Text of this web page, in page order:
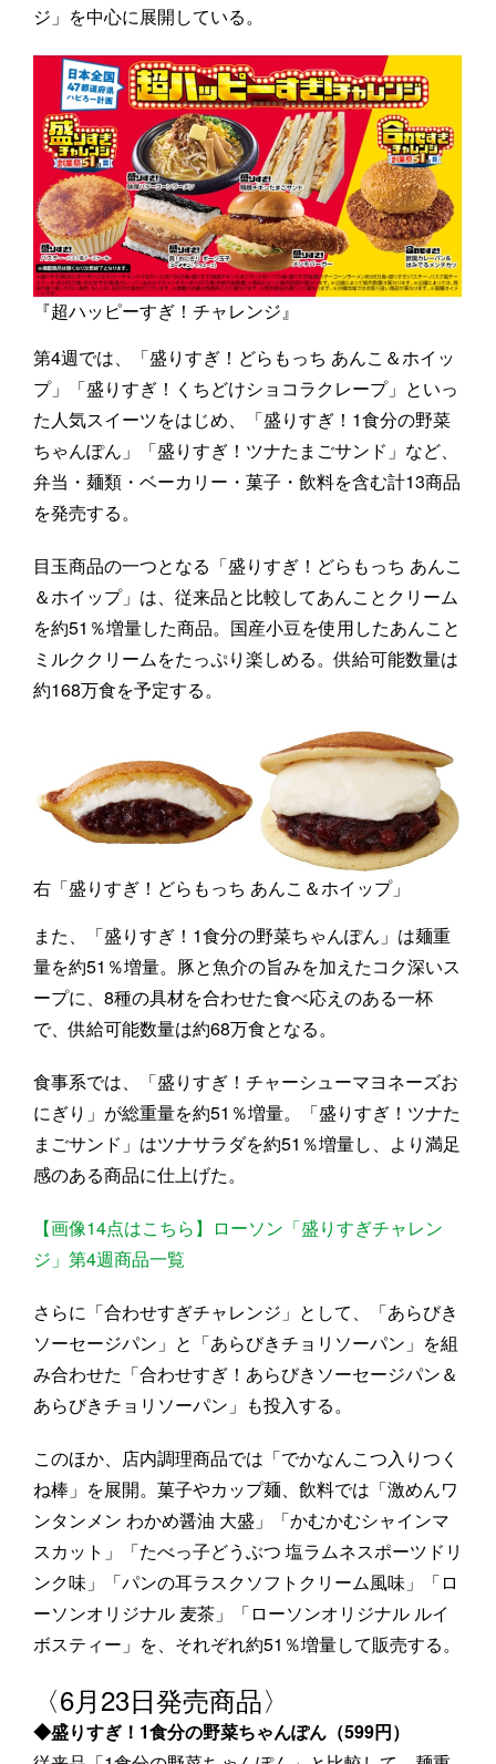
ジ」を中心に展開している。
『超ハッピーすぎ！チャレンジ』
第4週では、「盛りすぎ！どらもっち あんこ＆ホイッ
プ」「盛りすぎ！くちどけショコラクレープ」といっ
た人気スイーツをはじめ、「盛りすぎ！1食分の野菜
ちゃんぽん」「盛りすぎ！ツナたまごサンド」など、
弁当・麺類・ベーカリー・菓子・飲料を含む計13商品
を発売する。
目玉商品の一つとなる「盛りすぎ！どらもっち あんこ
＆ホイップ」は、従来品と比較してあんことクリーム
を約51％増量した商品。国産小豆を使用したあんこと
ミルククリームをたっぷり楽しめる。供給可能数量は
約168万食を予定する。
右「盛りすぎ！どらもっち あんこ＆ホイップ」
また、「盛りすぎ！1食分の野菜ちゃんぽん」は麺重
量を約51％増量。豚と魚介の旨みを加えたコク深いス
ープに、8種の具材を合わせた食べ応えのある一杯
で、供給可能数量は約68万食となる。
食事系では、「盛りすぎ！チャーシューマヨネーズお
にぎり」が総重量を約51％増量。「盛りすぎ！ツナた
まごサンド」はツナサラダを約51％増量し、より満足
感のある商品に仕上げた。
【画像14点はこちら】ローソン「盛りすぎチャレン
ジ」第4週商品一覧
さらに「合わせすぎチャレンジ」として、「あらびき
ソーセージパン」と「あらびきチョリソーパン」を組
み合わせた「合わせすぎ！あらびきソーセージパン＆
あらびきチョリソーパン」も投入する。
このほか、店内調理商品では「でかなんこつ入りつく
ね棒」を展開。菓子やカップ麺、飲料では「激めんワ
ンタンメン わかめ醤油 大盛」「かむかむシャインマ
スカット」「たべっ子どうぶつ 塩ラムネスポーツドリ
ンク味」「パンの耳ラスクソフトクリーム風味」「ロ
ーソンオリジナル 麦茶」「ローソンオリジナル ルイ
ボスティー」を、それぞれ約51％増量して販売する。
〈6月23日発売商品〉
◆盛りすぎ！1食分の野菜ちゃんぽん（599円）